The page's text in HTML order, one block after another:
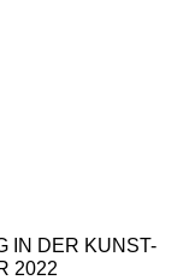
IN DER KUNST-
2022